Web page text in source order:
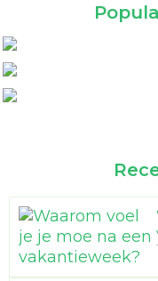
Flora Compleet
Dag
Vits & Mins
Orangefit
Orangefit
Orthiflor
Orthica